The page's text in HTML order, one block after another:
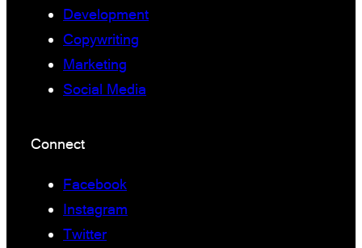
Development
Copywriting
Marketing
Social Media
Connect
Facebook
Instagram
Twitter